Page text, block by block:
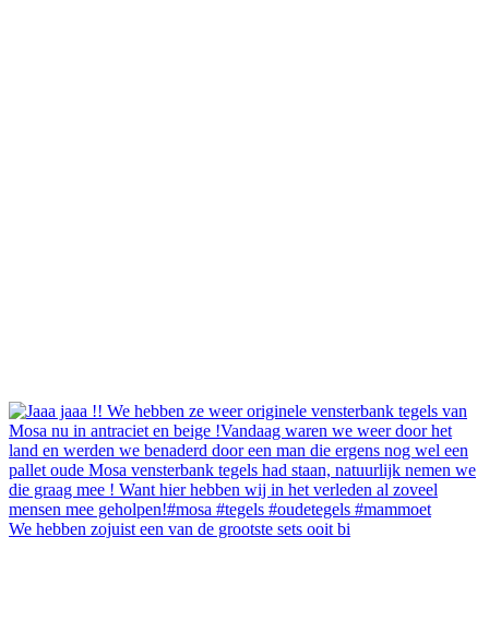
We hebben zojuist een van de grootste sets ooit bi